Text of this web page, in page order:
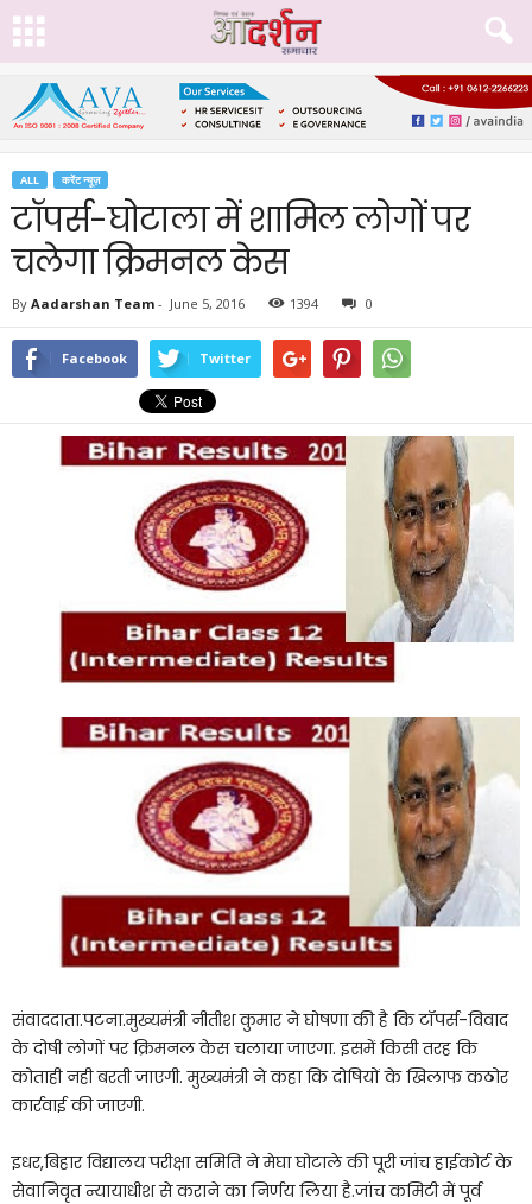
ALL करेंट न्यूज़
टॉपर्स-घोटाला में शामिल लोगों पर
चलेगा क्रिमनल केस
By Aadarshan Team - June 5, 2016 1394 0
Facebook Twitter
संवाददाता.पटना.मुख्यमंत्री नीतीश कुमार ने घोषणा की है कि टॉपर्स-विवाद
के दोषी लोगों पर क्रिमनल केस चलाया जाएगा. इसमें किसी तरह कि
कोताही नही बरती जाएगी. मुख्यमंत्री ने कहा कि दोषियों के खिलाफ कठोर
कार्रवाई की जाएगी.
इधर,बिहार विद्यालय परीक्षा समिति ने मेघा घोटाले की पूरी जांच हाईकोर्ट के
सेवानिवृत न्यायाधीश से कराने का निर्णय लिया है.जांच कमिटी में पूर्व